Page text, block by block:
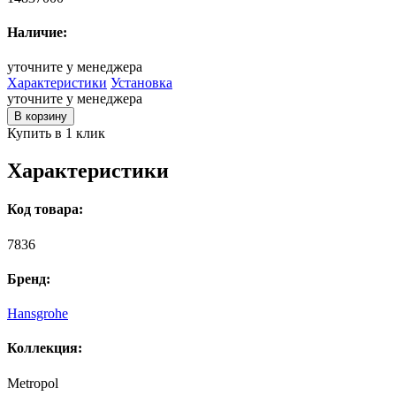
Наличие:
уточните у менеджера
Характеристики Установка
уточните у менеджера
В корзину
Купить в 1 клик
Характеристики
Код товара:
7836
Бренд:
Hansgrohe
Коллекция:
Metropol